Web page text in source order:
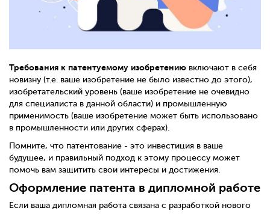
Требования к патентуемому изобретению включают в себя
новизну (т.е. ваше изобретение не было известно до этого),
изобретательский уровень (ваше изобретение не очевидно
для специалиста в данной области) и промышленную
применимость (ваше изобретение может быть использовано
в промышленности или других сферах).
Помните, что патентование - это инвестиция в ваше
будущее, и правильный подход к этому процессу может
помочь вам защитить свои интересы и достижения.
Оформление патента в дипломной работе
Если ваша дипломная работа связана с разработкой нового